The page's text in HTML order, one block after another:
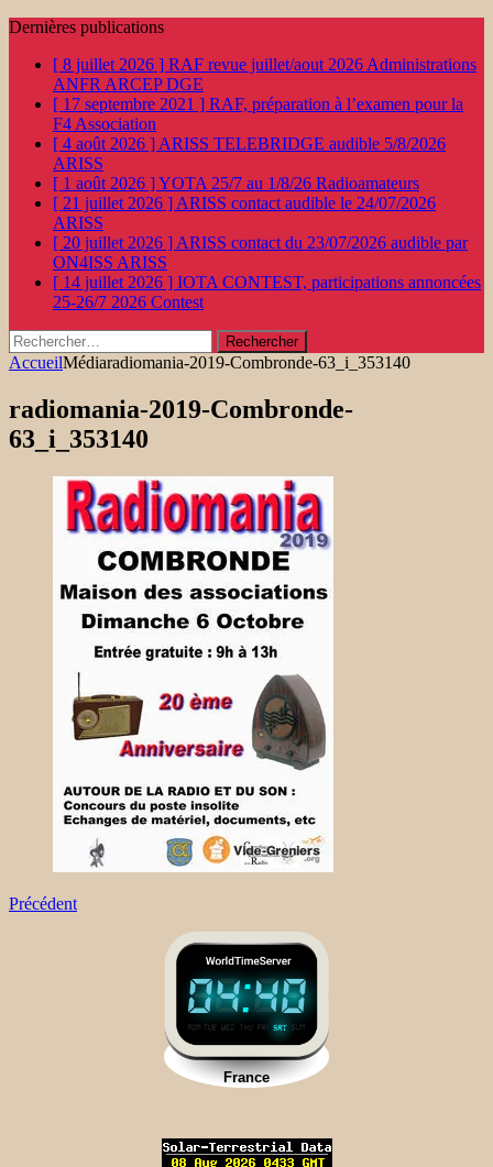
Dernières publications
[ 8 juillet 2026 ] RAF revue juillet/aout 2026 Administrations
ANFR ARCEP DGE
[ 17 septembre 2021 ] RAF, préparation à l’examen pour la
F4 Association
[ 4 août 2026 ] ARISS TELEBRIDGE audible 5/8/2026
ARISS
[ 1 août 2026 ]YOTA 25/7 au 1/8/26 Radioamateurs
[ 21 juillet 2026 ] ARISS contact audible le 24/07/2026
ARISS
[ 20 juillet 2026 ] ARISS contact du 23/07/2026 audible par
ON4ISS ARISS
[ 14 juillet 2026 ] IOTA CONTEST, participations annoncées
25-26/7 2026 Contest
Rechercher :
AccueilMédiaradiomania-2019-Combronde-63_i_353140
radiomania-2019-Combronde-
63_i_353140
Précédent